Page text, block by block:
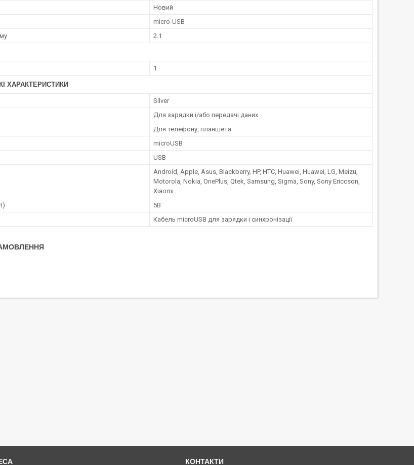
Новий
micro-USB
2.1
1
ХАРАКТЕРИСТИКИ
Silver
Для зарядки і/або передачі даних
Для телефону, планшета
microUSB
USB
Android, Apple, Asus, Blackberry, HP, HTC, Huawei, Huawei, LG, Meizu,
Motorola, Nokia, OnePlus, Qtek, Samsung, Sigma, Sony, Sony Ericcson,
Xiaomi
5В
Кабель microUSB для зарядки і синхронізації